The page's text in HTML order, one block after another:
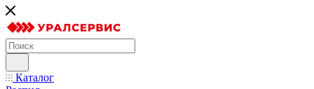
Каталог